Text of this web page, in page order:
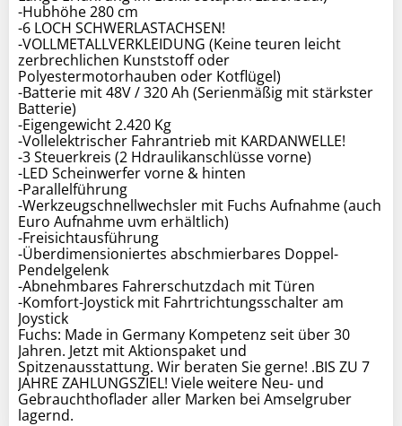
-Hubhöhe 280 cm
-6 LOCH SCHWERLASTACHSEN!
-VOLLMETALLVERKLEIDUNG (Keine teuren leicht
zerbrechlichen Kunststoff oder
Polyestermotorhauben oder Kotflügel)
-Batterie mit 48V / 320 Ah (Serienmäßig mit stärkster
Batterie)
-Eigengewicht 2.420 Kg
-Vollelektrischer Fahrantrieb mit KARDANWELLE!
-3 Steuerkreis (2 Hdraulikanschlüsse vorne)
-LED Scheinwerfer vorne & hinten
-Parallelführung
-Werkzeugschnellwechsler mit Fuchs Aufnahme (auch
Euro Aufnahme uvm erhältlich)
-Freisichtausführung
-Überdimensioniertes abschmierbares Doppel-
Pendelgelenk
-Abnehmbares Fahrerschutzdach mit Türen
-Komfort-Joystick mit Fahrtrichtungsschalter am
Joystick
Fuchs: Made in Germany Kompetenz seit über 30
Jahren. Jetzt mit Aktionspaket und
Spitzenausstattung. Wir beraten Sie gerne! .BIS ZU 7
JAHRE ZAHLUNGSZIEL! Viele weitere Neu- und
Gebrauchthoflader aller Marken bei Amselgruber
lagernd.